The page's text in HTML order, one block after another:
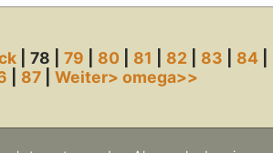
| 78 | 79 80| 81 82 83 84
87 |Weiter>omega>>